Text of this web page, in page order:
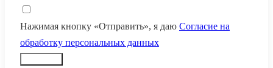
Нажимая кнопку «Отправить», я даю Согласие на
обработку персональных данных